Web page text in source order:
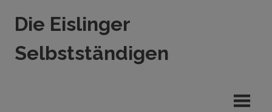
InhaltDie Eislinger
Selbstständigen